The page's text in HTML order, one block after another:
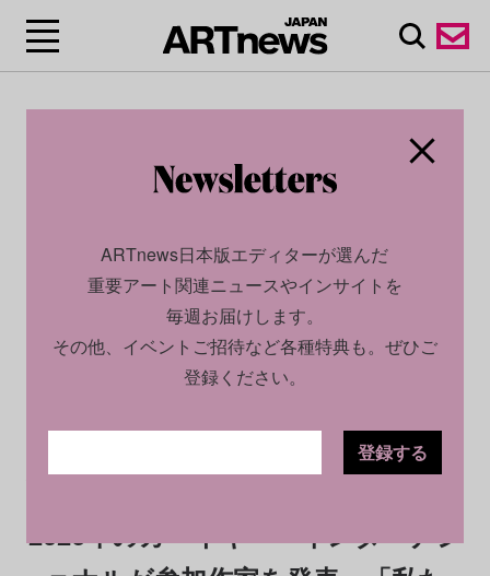
2026.02.20
2026年のカーネギー・インターナシ
ARTnews日本版エディターが選んだ
重要アート関連ニュースやインサイトを
毎週お届けします。
その他、イベントご招待など各種特典も。ぜひご
登録ください。
登録する